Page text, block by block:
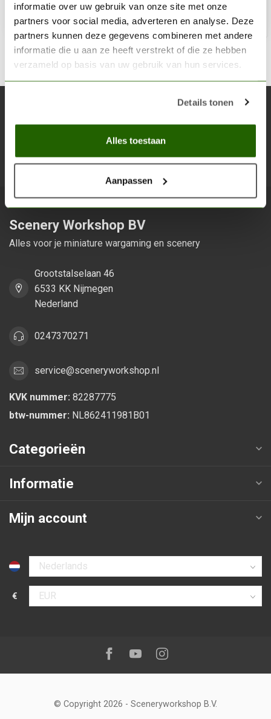
informatie over uw gebruik van onze site met onze
partners voor social media, adverteren en analyse. Deze
partners kunnen deze gegevens combineren met andere
informatie die u aan ze heeft verstrekt of die ze hebben
verzameld op basis van uw gebruik van hun services.
Details tonen
Alles toestaan
Aanpassen
Blijf op de hoogte over onze laatste acties
Scenery Workshop BV
Alles voor je miniature wargaming en scenery
Grootstalselaan 46
6533 KK Nijmegen
Nederland
0247370271
service@sceneryworkshop.nl
KVK nummer: 82287775
btw-nummer: NL862411981B01
Categorieën
Informatie
Mijn account
Selecteer taal
€
Selecteer valuta
Volg ons op:Facebook
YoutubeInstagram
© Copyright 2026 - Sceneryworkshop B.V.